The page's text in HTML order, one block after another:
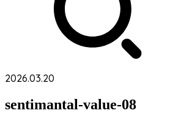
2026.03.20
sentimantal-value-08